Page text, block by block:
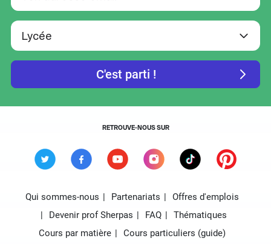
RETROUVE-NOUS SUR
Qui sommes-nous Partenariats
Offres d'emplois
Devenir prof Sherpas
FAQ
Thématiques
Cours par matière
Cours particuliers (guide)